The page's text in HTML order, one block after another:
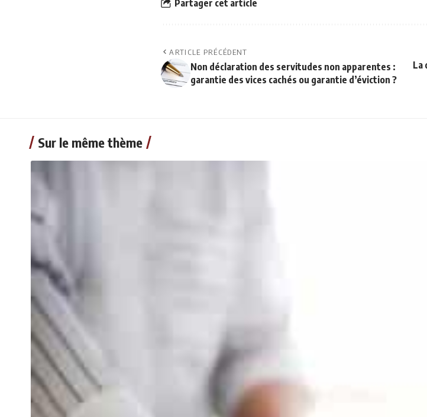
Partager cet article
ARTICLE PRÉCÉDENT
Non déclaration des servitudes non apparentes :
garantie des vices cachés ou garantie d’éviction ?
La
Sur le même thème